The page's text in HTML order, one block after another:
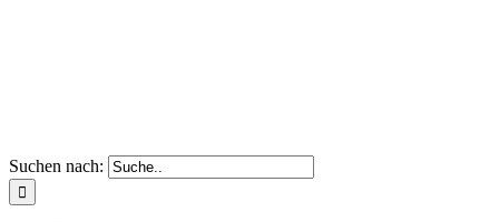
Suchen nach: